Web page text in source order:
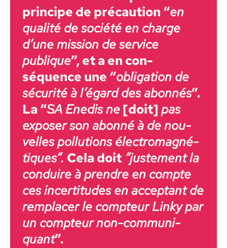
principe de pré­cau­tion “en
qual­ité de société en charge
d’une mis­sion de ser­vice
publique”, et a en con­
séquence une “oblig­a­tion de
sécu­rité à l’égard des abon­nés”.
La “SA Enedis ne[doit] pas
expos­er son abon­né à de nou­
velles pol­lu­tions élec­tro­mag­né­
tiques”. Cela doit “juste­ment la
con­duire à pren­dre en compte
ces incer­ti­tudes en accep­tant de
rem­plac­er le comp­teur Linky par
un comp­teur non-com­mu­ni­
quant”.